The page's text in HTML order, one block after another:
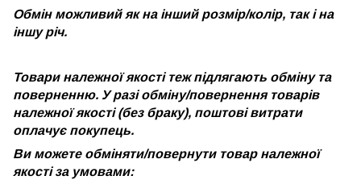
Обмін можливий як на інший розмір/колір, так і на
іншу річ.
Товари належної якості теж підлягають обміну та
поверненню. У разі обміну/повернення товарів
належної якості (без браку), поштові витрати
оплачує покупець.
Ви можете обміняти/повернути товар належної
якості за умовами: